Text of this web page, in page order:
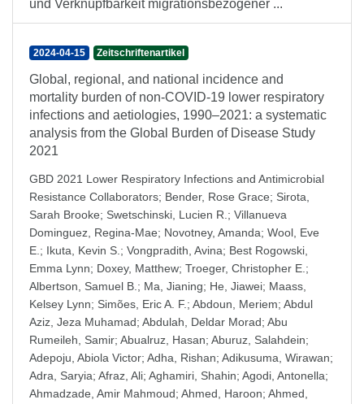
und Verknüpfbarkeit migrationsbezogener ...
2024-04-15 Zeitschriftenartikel
Global, regional, and national incidence and
mortality burden of non-COVID-19 lower respiratory
infections and aetiologies, 1990–2021: a systematic
analysis from the Global Burden of Disease Study
2021
GBD 2021 Lower Respiratory Infections and Antimicrobial
Resistance Collaborators; Bender, Rose Grace; Sirota,
Sarah Brooke; Swetschinski, Lucien R. ; Villanueva
Dominguez, Regina-Mae; Novotney, Amanda; Wool, Eve
E. ; Ikuta, Kevin S. ; Vongpradith, Avina; Best Rogowski,
Emma Lynn; Doxey, Matthew; Troeger, Christopher E. ;
Albertson, Samuel B. ; Ma, Jianing; He, Jiawei; Maass,
Kelsey Lynn; Simões, Eric A. F. ; Abdoun, Meriem; Abdul
Aziz, Jeza Muhamad; Abdulah, Deldar Morad; Abu
Rumeileh, Samir; Abualruz, Hasan; Aburuz, Salahdein;
Adepoju, Abiola Victor; Adha, Rishan; Adikusuma, Wirawan;
Adra, Saryia; Afraz, Ali; Aghamiri, Shahin; Agodi, Antonella;
Ahmadzade, Amir Mahmoud; Ahmed, Haroon; Ahmed,